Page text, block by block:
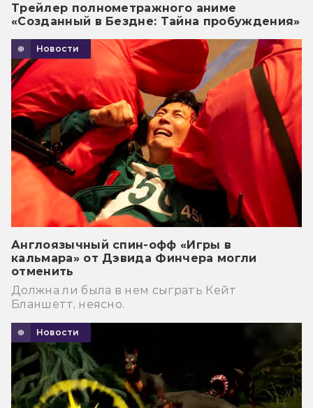
Трейлер полнометражного аниме
«Созданный в Бездне: Тайна пробуждения»
Новости
Англоязычный спин-офф «Игры в
кальмара» от Дэвида Финчера могли
отменить
Должна ли была в нем сыграть Кейт
Бланшетт, неясно.
Новости